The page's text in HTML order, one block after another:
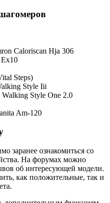
Caloriscan Hja 306
Steps)
Style Iii
Style One 2.0
Am-120
заранее ознакомиться со
На форумах можно
об интересующей модели.
как положительные, так и